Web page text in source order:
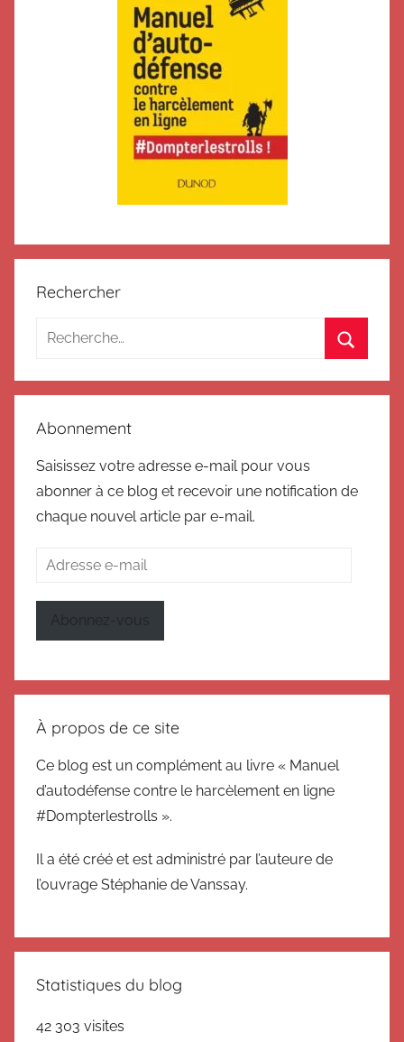
Rechercher
Recherche
:
Abonnement
Saisissez votre adresse e-mail pour vous
abonner à ce blog et recevoir une notification de
chaque nouvel article par e-mail.
Adresse
Abonnez-vous
À propos de ce site
Ce blog est un complément au livre « Manuel
d’autodéfense contre le harcèlement en ligne
#Dompterlestrolls ».
Il a été créé et est administré par l’auteure de
l’ouvrage Stéphanie de Vanssay.
Statistiques du blog
42 303 visites